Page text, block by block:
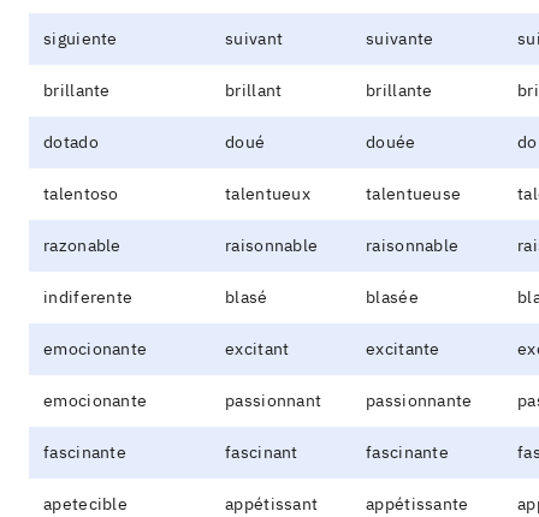
siguiente suivant suivante
brillante brillant brillante
dotado doué douée
talentoso talentueux talentueuse
razonable raisonnable raisonnable
indiferente blasé blasée
emocionante excitant excitante
emocionante passionnant passionnante
fascinante fascinant fascinante
apetecible appétissant appétissante